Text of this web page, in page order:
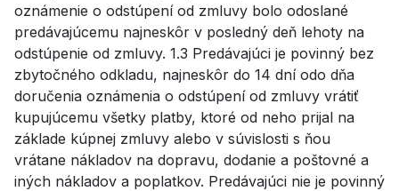
oznámenie o odstúpení od zmluvy bolo odoslané
predávajúcemu najneskôr v posledný deň lehoty na
odstúpenie od zmluvy. 1.3 Predávajúci je povinný bez
zbytočného odkladu, najneskôr do 14 dní odo dňa
doručenia oznámenia o odstúpení od zmluvy vrátiť
kupujúcemu všetky platby, ktoré od neho prijal na
základe kúpnej zmluvy alebo v súvislosti s ňou
vrátane nákladov na dopravu, dodanie a poštovné a
iných nákladov a poplatkov. Predávajúci nie je povinný